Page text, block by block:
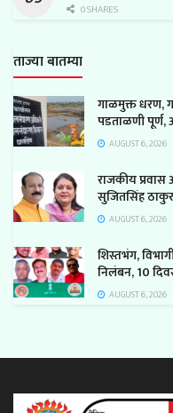
0 SHARES
ताज्या बातम्या
गाळमुक्त धरण,
पडताळणी पूर्ण,
AUGUST 6, 2026
राजकीय प्रवास
सुजितसिंह
AUGUST 6, 2026
शिस्तभंग,
निलंबन, 10
AUGUST 6, 2026